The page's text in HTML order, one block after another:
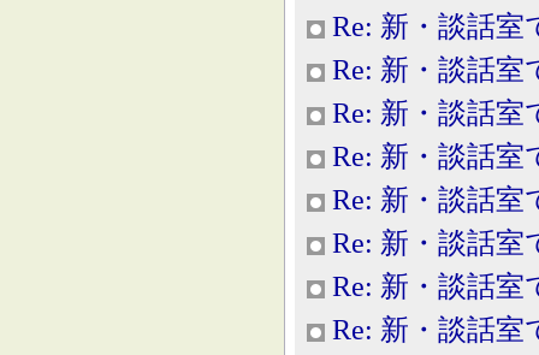
Re: 新・談話室
Re: 新・談話室
Re: 新・談話室
Re: 新・談話室
Re: 新・談話室
Re: 新・談話室
Re: 新・談話室
Re: 新・談話室